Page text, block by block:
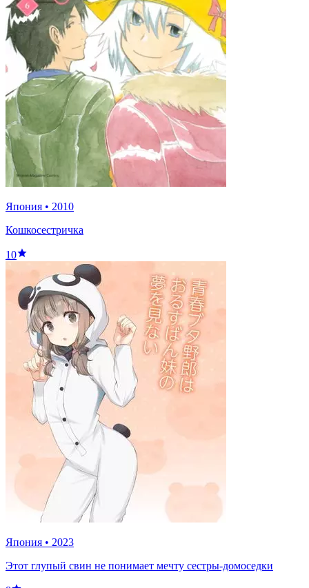
Япония • 2010
Кошкосестричка
10
Япония • 2023
Этот глупый свин не понимает мечту сестры-домоседки